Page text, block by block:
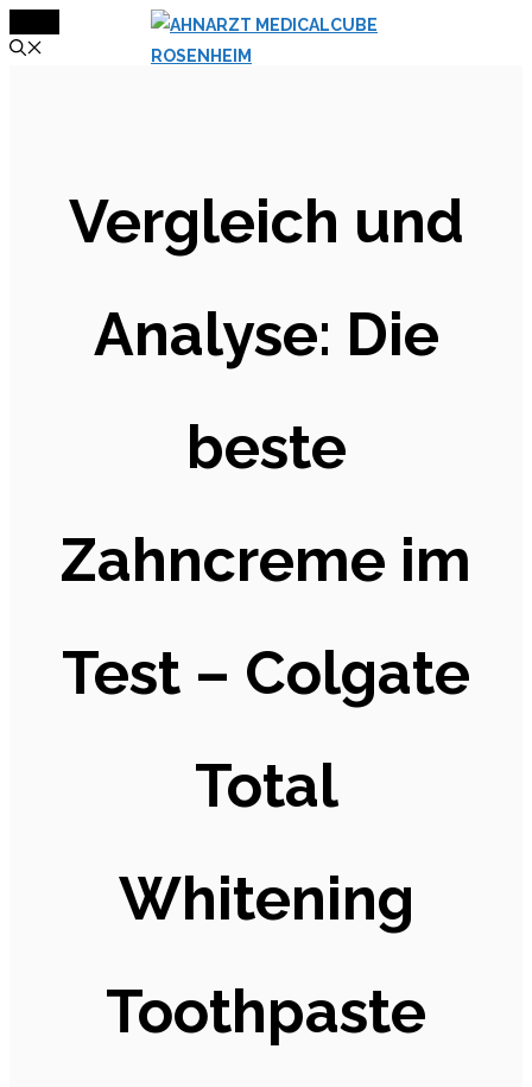
Inhalt
Vergleich und
Analyse: Die
beste
Zahncreme im
Test – Colgate
Total
Whitening
Toothpaste